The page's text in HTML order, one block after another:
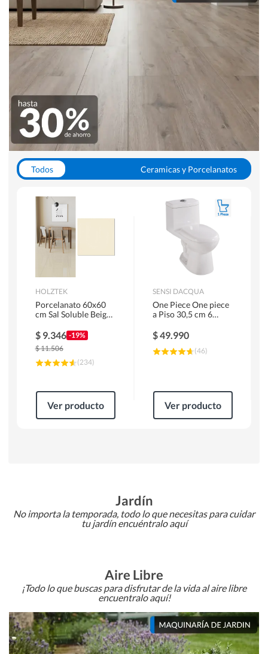
Todos
Ceramicas y Porcelanatos
WC y Sanitarios
Pisos Flotantes y Laminados
Pinturas
HOLZTEK
Porcelanato 60x60
cm Sal Soluble Beige
$ 9.346 -19%
$11.506
(234)
Ver producto
SENSI DACQUA
One Piece One piece
a Piso 30,5 cm 6
$49.990
(46)
Ver producto
Jardín
No importa la temporada, todo lo que necesitas para cuidar
tu jardín encuéntralo aquí
Aire Libre
¡Todo lo que buscas para disfrutar de la vida al aire libre
encuentralo aquí!